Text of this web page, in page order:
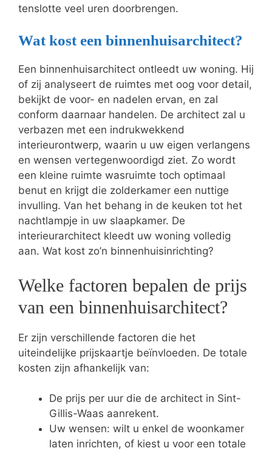
tenslotte veel uren doorbrengen.
Wat kost een binnenhuisarchitect?
Een binnenhuisarchitect ontleedt uw woning. Hij
of zij analyseert de ruimtes met oog voor detail,
bekijkt de voor- en nadelen ervan, en zal
conform daarnaar handelen. De architect zal u
verbazen met een indrukwekkend
interieurontwerp, waarin u uw eigen verlangens
en wensen vertegenwoordigd ziet. Zo wordt
een kleine ruimte wasruimte toch optimaal
benut en krijgt die zolderkamer een nuttige
invulling. Van het behang in de keuken tot het
nachtlampje in uw slaapkamer. De
interieurarchitect kleedt uw woning volledig
aan. Wat kost zo’n binnenhuisinrichting?
Welke factoren bepalen de prijs
van een binnenhuisarchitect?
Er zijn verschillende factoren die het
uiteindelijke prijskaartje beïnvloeden. De totale
kosten zijn afhankelijk van:
De prijs per uur die de architect in Sint-
Gillis-Waas aanrekent.
Uw wensen: wilt u enkel de woonkamer
laten inrichten, of kiest u voor een totale